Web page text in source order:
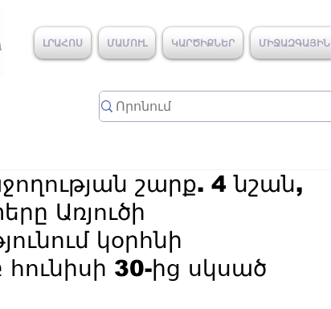
ԼՐԱՀՈՍ ՄԱՄՈՒԼ ԿԱՐԾԻՔՆԵՐ ՄԻՋԱԶԳԱՅԻՆ
շարք. 4 նշան,
Առյուծի
կօրհնի
հունիսի 30-ից սկսած